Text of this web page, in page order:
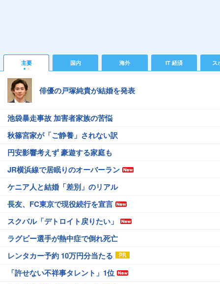
主要 国内 海外 IT 経済 ス
俳優の戸塚純貴が結婚を発表
池袋暴走事故 加害者家族の苦悩
秋篠宮家が「ご静養」されない訳
円安影響考えず 豪遊する家庭も
JR横浜線で居眠りのオーバーラン
ケニア人と結婚「差別」のリアル
長友、FC東京で現役続行を宣言
スクバル「デトロイト戻りたい」
ラグビー選手が熱中症で倒れ死亡
レンタカー予約 10万円分当たる
「許せない不祥事タレント」1位